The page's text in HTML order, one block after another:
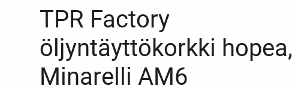
TPR Factory
öljyntäyttökorkki hopea,
Minarelli AM6